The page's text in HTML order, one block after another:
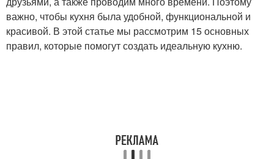
функциональной кухне
функциональной кухни
функциональной кухни
важно, чтобы кухня была удобной, функциональной и
красивой. В этой статье мы рассмотрим 15 основных
правил, которые помогут создать идеальную кухню.